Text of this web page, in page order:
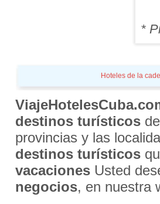
*
Hoteles de la
destinos turísticosde
provincias y las
destinos turísticos
vacacionesUsted
negocios, en nuestra